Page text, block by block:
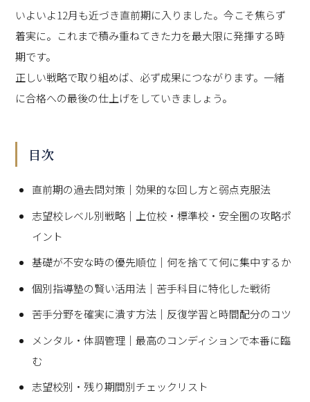
いよいよ12月も近づき直前期に入りました。今こそ焦らず
着実に。これまで積み重ねてきた力を最大限に発揮する時
期です。
正しい戦略で取り組めば、必ず成果につながります。一緒
に合格への最後の仕上げをしていきましょう。
目次
直前期の過去問対策｜効果的な回し方と弱点克服法
志望校レベル別戦略｜上位校・標準校・安全圏の攻略ポ
イント
基礎が不安な時の優先順位｜何を捨てて何に集中するか
個別指導塾の賢い活用法｜苦手科目に特化した戦術
苦手分野を確実に潰す方法｜反復学習と時間配分のコツ
メンタル・体調管理｜最高のコンディションで本番に臨
む
志望校別・残り期間別チェックリスト